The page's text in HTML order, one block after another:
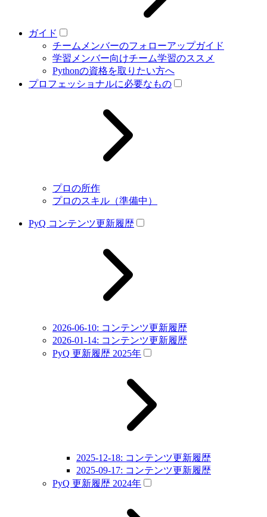
ガイド
チームメンバーのフォローアップガイド
学習メンバー向けチーム学習のススメ
Pythonの資格を取りたい方へ
プロフェッショナルに必要なもの
プロの所作
プロのスキル（準備中）
PyQ コンテンツ更新履歴
2026-06-10: コンテンツ更新履歴
2026-01-14: コンテンツ更新履歴
PyQ 更新履歴 2025年
2025-12-18: コンテンツ更新履歴
2025-09-17: コンテンツ更新履歴
PyQ 更新履歴 2024年